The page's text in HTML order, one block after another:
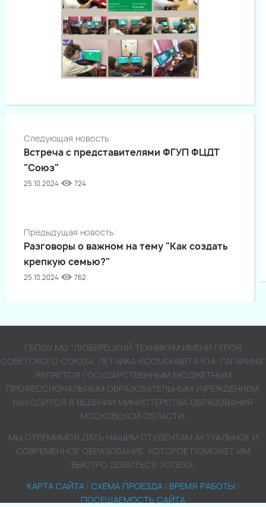
Следующая новость:
Встреча с представителями ФГУП ФЦДТ
"Союз"
25.10.2024 724
Предыдущая новость:
Разговоры о важном на тему "Как создать
крепкую семью?"
25.10.2024 762
ГБПОУ МО "ЛЮБЕРЕЦКИЙ ТЕХНИКУМ ИМЕНИ ГЕРОЯ
СОВЕТСКОГО СОЮЗА, ЛЁТЧИКА-КОСМОНАВТА Ю.А. ГАГАРИНА"
ЯВЛЯЕТСЯ ГОСУДАРСТВЕННЫМ БЮДЖЕТНЫМ
ПРОФЕССИОНАЛЬНЫМ ОБРАЗОВАТЕЛЬНЫМ УЧРЕЖДЕНИЕМ,
НАХОДИТСЯ В ВЕДЕНИИ МИНИСТЕРСТВА ОБРАЗОВАНИЯ
МОСКОВСКОЙ ОБЛАСТИ.
МЫ СТРЕМИМСЯ ДАТЬ НАШИМ СТУДЕНТАМ АКТУАЛЬНОЕ И
СОВРЕМЕННОЕ ОБРАЗОВАНИЕ, КОТОРОЕ ПОМОЖЕТ ИМ
БЫСТРО ДОБИТЬСЯ УСПЕХА.
КАРТА САЙТА | СХЕМА ПРОЕЗДА | ВРЕМЯ РАБОТЫ |
ПОСЕЩАЕМОСТЬ САЙТА